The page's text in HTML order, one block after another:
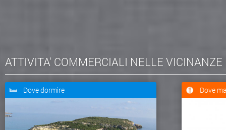
ATTIVITA' COMMERCIALI NELLE VICINANZE
Dove dormire Dove